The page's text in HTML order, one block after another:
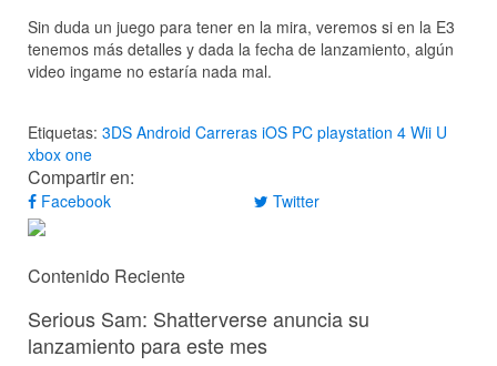
Sin duda un juego para tener en la mira, veremos si en la E3
tenemos más detalles y dada la fecha de lanzamiento, algún
video ingame no estaría nada mal.
Etiquetas: 3DS Android Carreras iOS PC playstation 4 Wii U
xbox one
Compartir en:
Facebook Twitter
Contenido Reciente
Serious Sam: Shatterverse anuncia su
lanzamiento para este mes